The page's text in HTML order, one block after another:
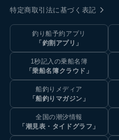
特定商取引法に基づく表記
釣り船予約アプリ
「釣割アプリ」
1秒記入の乗船名簿
「乗船名簿クラウド」
船釣りメディア
「船釣りマガジン」
全国の潮汐情報
「潮見表・タイドグラフ」